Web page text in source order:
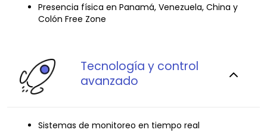
Presencia física en Panamá, Venezuela, China y
Colón Free Zone
Tecnología y control
avanzado
Sistemas de monitoreo en tiempo real